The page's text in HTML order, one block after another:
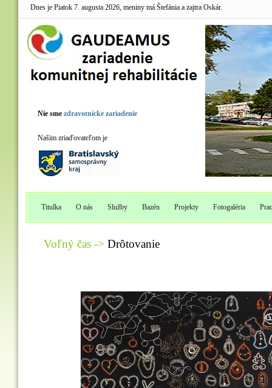
Dnes je Piatok 7. augusta 2026, meniny má Štefánia a zajtra Oskár.
Nie sme zdravotnícke zariadenie
Našim zriaďovateľom je
Titulka O nás Služby Bazén Projekty Fotogaléria
Voľný čas -> Drôtovanie